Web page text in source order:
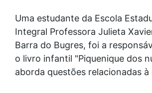
Uma estudante da Escola
Integral Professora Julieta
Barra do Bugres, foi a
o livro infantil "Piquenique dos
aborda questões relacionadas